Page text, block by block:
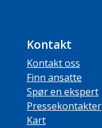
Kontakt
Kontakt oss
Finn ansatte
Spør en ekspert
Pressekontakter
Kart